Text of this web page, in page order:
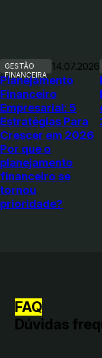
GESTÃO
FINANCEIRA
14.07.2026
Planejamento
Financeiro
Empresarial: 5
Estratégias Para
Crescer em 2026
Por que o
planejamento
financeiro se
tornou
prioridade?
FAQ
Dúvidas